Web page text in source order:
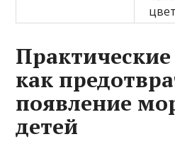
цвет
как
появление
детей